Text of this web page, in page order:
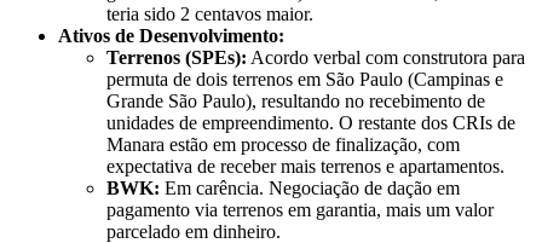
teria sido 2 centavos maior.
Ativos de Desenvolvimento:
Terrenos (SPEs): Acordo verbal com construtora para
permuta de dois terrenos em São Paulo (Campinas e
Grande São Paulo), resultando no recebimento de
unidades de empreendimento. O restante dos CRIs de
Manara estão em processo de finalização, com
expectativa de receber mais terrenos e apartamentos.
BWK: Em carência. Negociação de dação em
pagamento via terrenos em garantia, mais um valor
parcelado em dinheiro.